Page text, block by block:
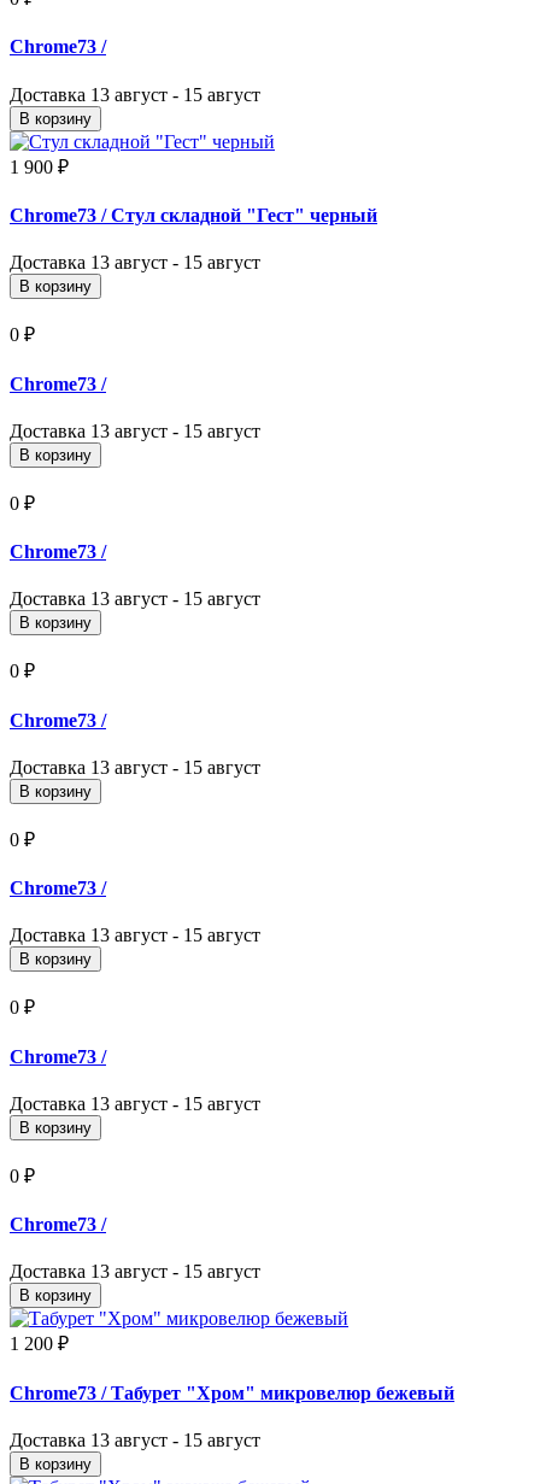
Chrome73 /
Доставка 13 август - 15 август
В корзину
1 900 ₽
Chrome73 / Стул складной "Гест" черный
Доставка 13 август - 15 август
В корзину
0 ₽
Chrome73 /
Доставка 13 август - 15 август
В корзину
0 ₽
Chrome73 /
Доставка 13 август - 15 август
В корзину
0 ₽
Chrome73 /
Доставка 13 август - 15 август
В корзину
0 ₽
Chrome73 /
Доставка 13 август - 15 август
В корзину
0 ₽
Chrome73 /
Доставка 13 август - 15 август
В корзину
0 ₽
Chrome73 /
Доставка 13 август - 15 август
В корзину
1 200 ₽
Chrome73 / Табурет "Хром" микровелюр бежевый
Доставка 13 август - 15 август
В корзину